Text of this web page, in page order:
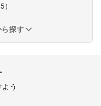
5）
探す
う